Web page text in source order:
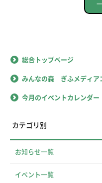
総合トップページ
みんなの森 ぎふメディア
今月のイベントカレンダー
カテゴリ別
お知らせ一覧
イベント一覧